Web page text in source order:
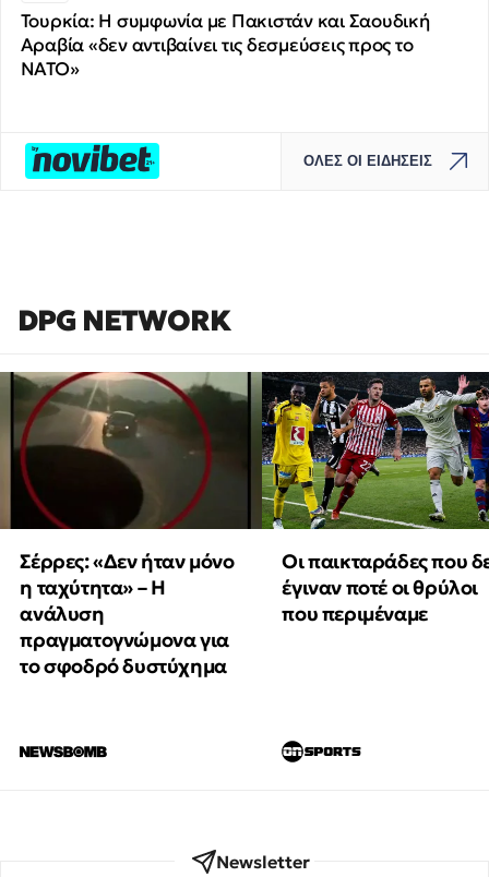
Τουρκία: Η συμφωνία με Πακιστάν και Σαουδική
Αραβία «δεν αντιβαίνει τις δεσμεύσεις προς το
ΝΑΤΟ»
ΟΛΕΣ ΟΙ ΕΙΔΗΣΕΙΣ
DPG NETWORK
Σέρρες: «Δεν ήταν μόνο
η ταχύτητα» – Η
ανάλυση
πραγματογνώμονα για
το σφοδρό δυστύχημα
Οι παικταράδες που
έγιναν ποτέ οι θρύλοι
που περιμέναμε
Newsletter